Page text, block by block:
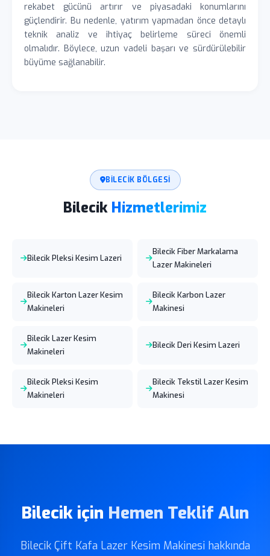
rekabet gücünü artırır ve piyasadaki konumlarını
güçlendirir. Bu nedenle, yatırım yapmadan önce detaylı
teknik analiz ve ihtiyaç belirleme süreci önemli
olmalıdır. Böylece, uzun vadeli başarı ve sürdürülebilir
büyüme sağlanabilir.
BILECIK BÖLGESI
Bilecik Hizmetlerimiz
Bilecik Pleksi Kesim Lazeri
Bilecik Fiber Markalama
Lazer Makineleri
Bilecik Karton Lazer Kesim
Makineleri
Bilecik Karbon Lazer
Makinesi
Bilecik Lazer Kesim
Makineleri
Bilecik Deri Kesim Lazeri
Bilecik Pleksi Kesim
Makineleri
Bilecik Tekstil Lazer Kesim
Makinesi
Bilecik için Hemen Teklif Alın
Bilecik Çift Kafa Lazer Kesim Makinesi hakkında